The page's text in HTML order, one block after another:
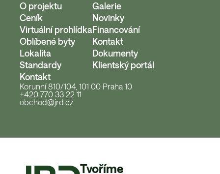
O projektu
Ceník
Virtuální prohlídka
Oblíbené byty
Lokalita
Standardy
Galerie
Novinky
Financování
Kontakt
Dokumenty
Klientský portál
Kontakt
Korunní 810/104, 101 00 Praha 10
+420 770 33 22 11
obchod@jrd.cz
Tvoříme